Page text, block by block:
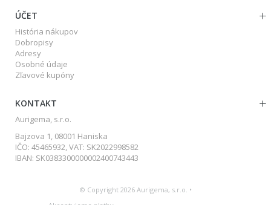
ÚČET
História nákupov
Dobropisy
Adresy
Osobné údaje
Zľavové kupóny
KONTAKT
Aurigema, s.r.o.
Bajzova 1, 08001 Haniska
IČO: 45465932, VAT: SK2022998582
IBAN: SK0383300000002400743443
© Copyright 2026 Aurigema, s.r.o. •